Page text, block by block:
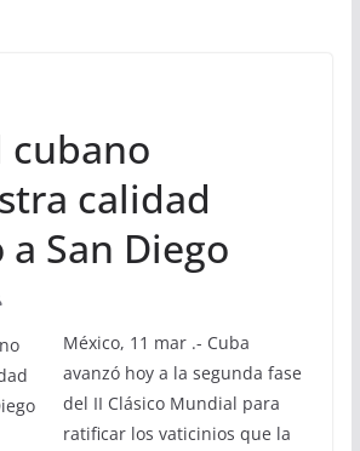
cubano
calidad
San Diego
México, 11 mar .- Cuba
avanzó hoy a la segunda fase
del II Clásico Mundial para
ratificar los vaticinios que la